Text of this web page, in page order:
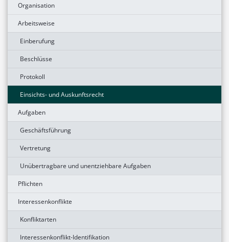
Organisation
Arbeitsweise
Einberufung
Beschlüsse
Protokoll
Einsichts- und Auskunftsrecht
Aufgaben
Geschäftsführung
Vertretung
Unübertragbare und unentziehbare Aufgaben
Pflichten
Interessenkonflikte
Konfliktarten
Interessenkonflikt-Identifikation